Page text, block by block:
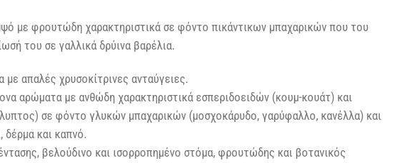
με φρουτώδη χαρακτηριστικά σε φόντο πικάντικων μπαχαρικών που του
του σε γαλλικά δρύινα βαρέλια.
απαλές χρυσοκίτρινες ανταύγειες.
αρώματα με ανθώδη χαρακτηριστικά εσπεριδοειδών (κουμ-κουάτ) και
σε φόντο γλυκών μπαχαρικών (μοσχοκάρυδο, γαρύφαλλο, κανέλλα) και
δέρμα και καπνό.
βελούδινο και ισορροπημένο στόμα, φρουτώδης και βοτανικός